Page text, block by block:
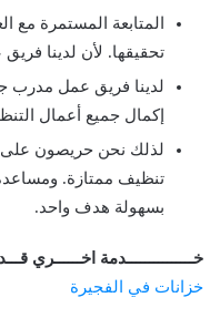
المتابعة المستمرة مع
تحقيقها. لأن لدينا
لدينا فريق عمل مدرب
إكمال جميع أعمال
لذلك نحن حريصون على
تنظيف ممتازة.
بسهولة هدف واحد.
خـــــــــــــــدمة اخــــــري
خزانات في الفجيرة